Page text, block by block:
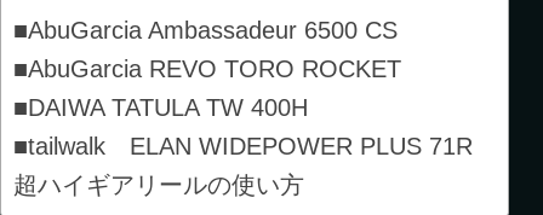
■AbuGarcia Ambassadeur 6500 CS
■AbuGarcia REVO TORO ROCKET
■DAIWA TATULA TW 400H
■tailwalk ELAN WIDEPOWER PLUS 71R
超ハイギアリールの使い方